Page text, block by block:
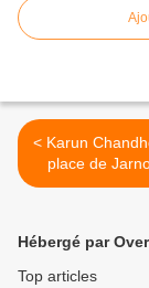
< Karun Chandhok prend la
place de
Hébergé par
Top articles